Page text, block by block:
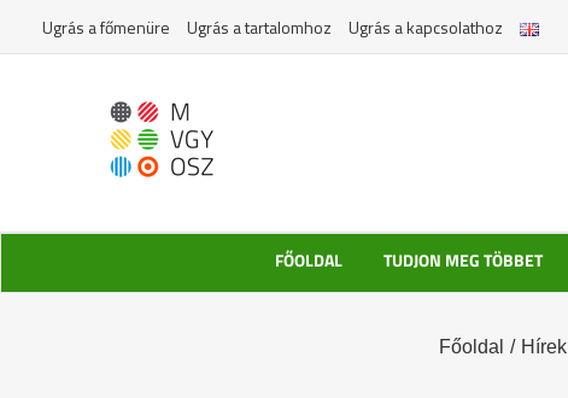
Ugrás a főmenüre Ugrás a tartalomhoz Ugrás a kapcsolathoz
FŐOLDAL TUDJON MEG TÖBBET
Főoldal / Hírek